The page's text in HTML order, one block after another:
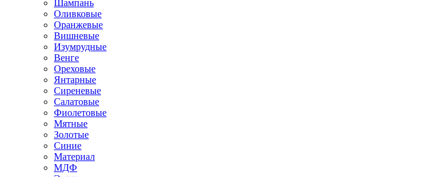
Шампань
Оливковые
Оранжевые
Вишневые
Изумрудные
Венге
Ореховые
Янтарные
Сиреневые
Салатовые
Фиолетовые
Мятные
Золотые
Синие
Материал
МДФ